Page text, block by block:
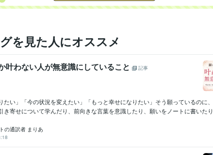
を見た人にオススメ
叶わない人が無意識にしていること
記事
たい」「今の状況を変えたい」「もっと幸せになりたい」そう願っているのに
き寄せについて学んだり、前向きな言葉を意識したり、願いをノートに書いた
の通訳者 まりあ